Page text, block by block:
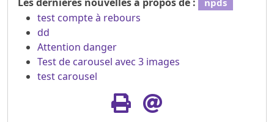
test compte à rebours
dd
Attention danger
Test de carousel avec 3 images
test carousel